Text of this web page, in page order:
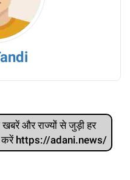
और राज्‍यों से जुड़ी हर
करें https://adani.news/